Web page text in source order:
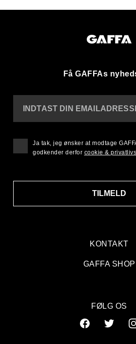
Få GAFFAs
KONTAKT
GAFFA SHOP
INDTAST DIN
TILMELD
Ja tak, jeg ønsker at modtage
godkender derfor cookie &
FØLG OS